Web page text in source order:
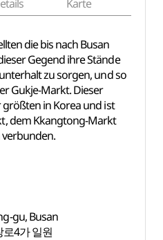
Karte
die bis nach Busan
Gegend ihre Stände
zu sorgen, und so
Gukje-Markt. Dieser
in Korea und ist
dem Kkangtong-Markt
gu, Busan
4가 일원